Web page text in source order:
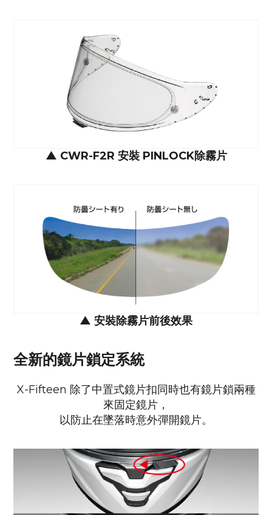
▲ CWR-F2R 安裝 PINLOCK除霧片
▲ 安裝除霧片前後效果
全新的鏡片鎖定系統
X-Fifteen 除了中置式鏡片扣同時也有鏡片鎖兩種
來固定鏡片，
以防止在墜落時意外彈開鏡片。